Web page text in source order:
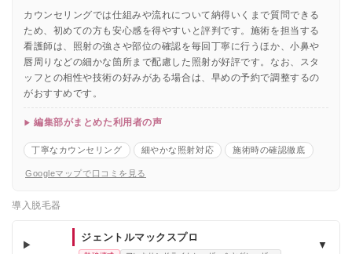
カウンセリングでは仕組みや流れについて納得いくまで質問できる
ため、初めての方も安心感を得やすいと評判です。施術を担当する
看護師は、照射の強さや部位の確認を毎回丁寧に行うほか、小鼻や
唇周りなどの細かな箇所まで配慮した照射が好評です。なお、スタ
ッフとの相性や技術の好みがある場合は、早めの予約で調整するの
がおすすめです。
編集部がまとめた利用者の声
丁寧なカウンセリング 細やかな照射対応 施術時の確認徹底
Googleマップで口コミを見る
導入脱毛器
ジェントルマックスプロ
▼